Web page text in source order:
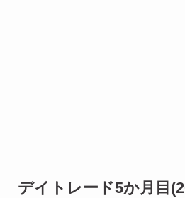
デイトレード5か月目